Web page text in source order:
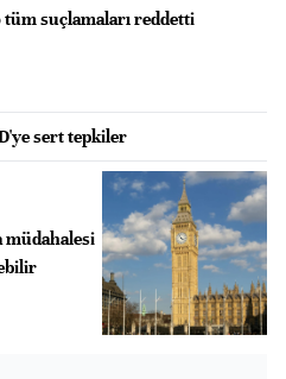
suçlamaları reddetti
sert tepkiler
müdahalesi